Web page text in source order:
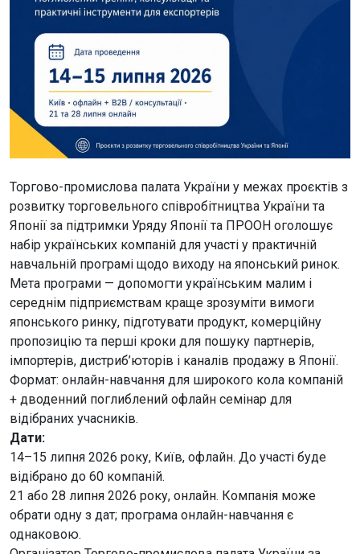
Торгово-промислова палата України у межах проєктів з
розвитку торговельного співробітництва України та
Японії за підтримки Уряду Японії та ПРООН оголошує
набір українських компаній для участі у практичній
навчальній програмі щодо виходу на японський ринок.
Мета програми — допомогти українським малим і
середнім підприємствам краще зрозуміти вимоги
японського ринку, підготувати продукт, комерційну
пропозицію та перші кроки для пошуку партнерів,
імпортерів, дистриб’юторів і каналів продажу в Японії.
Формат: онлайн-навчання для широкого кола компаній
+ дводенний поглиблений офлайн семінар для
відібраних учасників.
Дати:
14–15 липня 2026 року, Київ, офлайн. До участі буде
відібрано до 60 компаній.
21 або 28 липня 2026 року, онлайн. Компанія може
обрати одну з дат; програма онлайн-навчання є
однаковою.